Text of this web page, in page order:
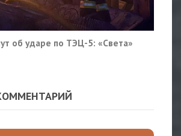
об ударе по ТЭЦ-5: «Света»